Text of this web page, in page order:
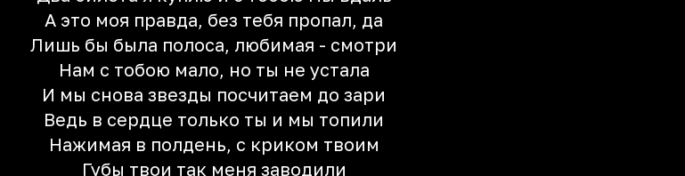
А это моя правда, без тебя пропал, да
Лишь бы была полоса, любимая - смотри
Нам с тобою мало, но ты не устала
И мы снова звезды посчитаем до зари
Ведь в сердце только ты и мы топили
Нажимая в полдень, с криком твоим
Губы твои так меня заводили